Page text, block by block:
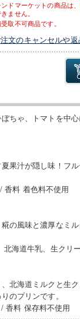
ンドマーケットの商品は
ません。
取不可商品です。
文のキャンセルや
ちゃ、トマトを中
果汁が隠し味！フ
香料 着色料不使用
の風味と濃厚なミ
海道牛乳、生クリ
北海道ミルクと生
のプリンです。
香料 保存料不使用